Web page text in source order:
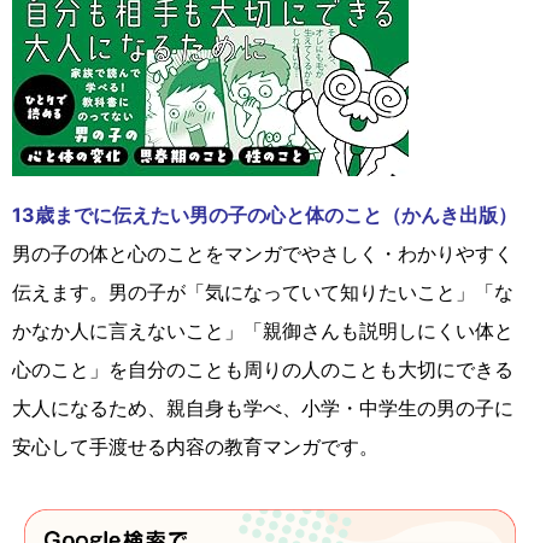
13歳までに伝えたい男の子の心と体のこと（かんき出版）
男の子の体と心のことをマンガでやさしく・わかりやすく
伝えます。男の子が「気になっていて知りたいこと」「な
かなか人に言えないこと」「親御さんも説明しにくい体と
心のこと」を自分のことも周りの人のことも大切にできる
大人になるため、親自身も学べ、小学・中学生の男の子に
安心して手渡せる内容の教育マンガです。